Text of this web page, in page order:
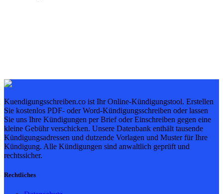
Kuendigungsschreiben.co ist Ihr Online-Kündigungstool. Erstellen
Sie kostenlos PDF- oder Word-Kündigungsschreiben oder lassen
Sie uns Ihre Kündigungen per Brief oder Einschreiben gegen eine
kleine Gebühr verschicken. Unsere Datenbank enthält tausende
Kündigungsadressen und dutzende Vorlagen und Muster für Ihre
Kündigung. Alle Kündigungen sind anwaltlich geprüft und
rechtssicher.
Rechtliches